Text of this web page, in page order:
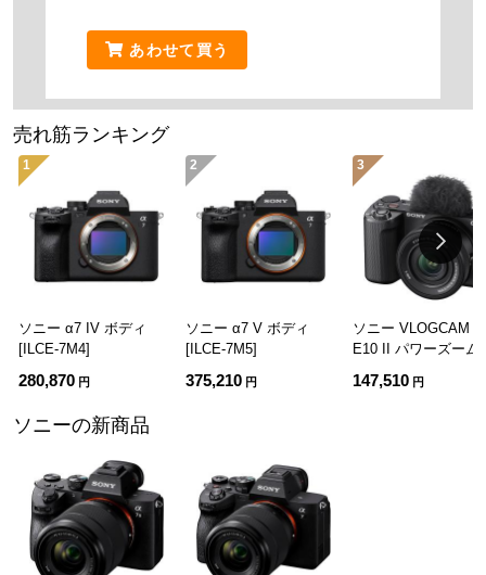
あわせて買う
売れ筋ランキング
1
ソニー α7 IV ボディ
[ILCE-7M4]
280,870 円
2
ソニー α7 V ボディ
[ILCE-7M5]
375,210 円
3
ソニー VLOGCAM
E10 II パワーズーム
E10M2K B]
147,510 円
ソニーの新商品